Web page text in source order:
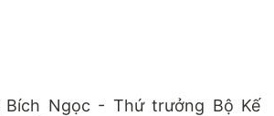
Bích Ngọc - Thứ trưởng Bộ Kế